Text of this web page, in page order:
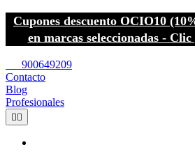
Cupones descuento OCIO10
en marcas seleccionadas -
900649209
Contacto
Blog
Profesionales
 